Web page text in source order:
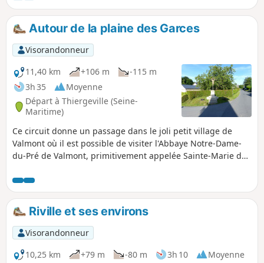
Autour de la plaine des Garces
Visorandonneur
11,40 km
+106 m
-115 m
3h 35
Moyenne
Départ à Thiergeville (Seine-
Maritime)
Ce circuit donne un passage dans le joli petit village de
Valmont où il est possible de visiter l'Abbaye Notre-Dame-
du-Pré de Valmont, primitivement appelée Sainte-Marie de
Riville et ses environs
Visorandonneur
10,25 km
+79 m -80 m 3h 10
Moyenne